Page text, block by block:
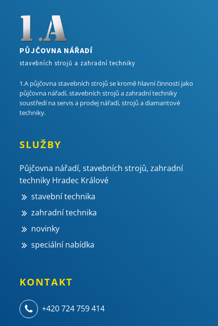
PŮJČOVNA NÁŘADÍ
stavebních strojů a zahradní techniky
1.A půjčovna stavebních strojů se kromě hlavní činnosti jako
půjčovna nářadí, stavebních strojů a zahradní techniky
soustředí na servis a prodej nářadí, strojů a diamantové
techniky.
SLUŽBY
Půjčovna nářadí, stavebních strojů, zahradní
techniky Hradec Králové
stavební technika
zahradní technika
novinky
speciální nabídka
KONTAKT
+420 724 759 414